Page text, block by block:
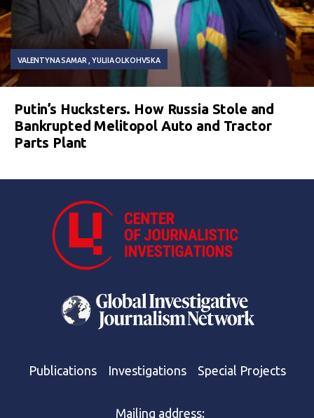
VALENTYNA SAMAR YULIIA OLKOHVSKA
Putin’s Hucksters. How Russia Stole and
Bankrupted Melitopol Auto and Tractor
Parts Plant
Publications Investigations Special Projects
Mailing address: